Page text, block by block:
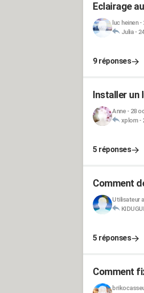
Eclairage
luc heinen-
Julia-
9 réponses
Installer un
Anne- 28
xplom-
5 réponses
Comment
Utilisateur
5 réponses
Comment